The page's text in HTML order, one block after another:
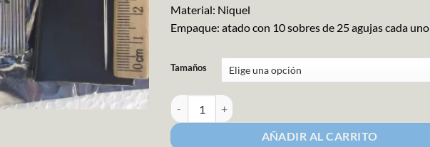
Material: Niquel
Empaque: atado con 10 sobres de 25 agujas cada uno
Tamaños
Aguja Caneva Con Punta cantidad
AÑADIR AL CARRITO